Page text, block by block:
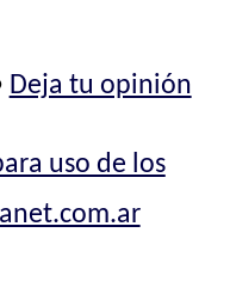
Deja tu opinión
uso de los